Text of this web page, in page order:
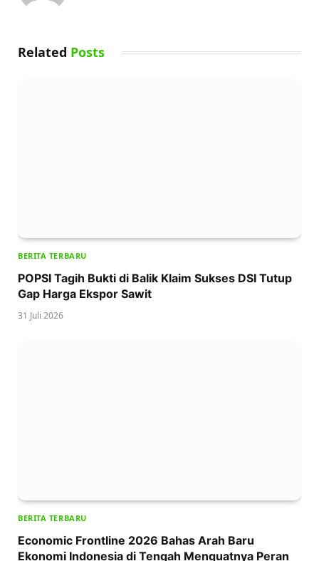
Related Posts
BERITA TERBARU
POPSI Tagih Bukti di Balik Klaim Sukses DSI Tutup
Gap Harga Ekspor Sawit
31 Juli 2026
BERITA TERBARU
Economic Frontline 2026 Bahas Arah Baru
Ekonomi Indonesia di Tengah Menguatnya Peran